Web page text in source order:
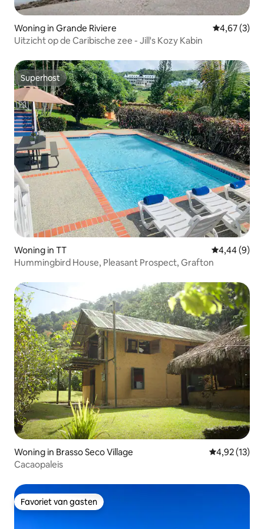
Woning in Grande Riviere
4,67 (3)
Uitzicht op de Caribische zee - Jill's Kozy Kabin
Superhost
Superhost
Woning in TT Gemiddelde
4,44 (9)
Hummingbird House, Pleasant Prospect, Grafton
Woning in Brasso Seco Village Gemiddelde
4,92 (13)
Cacaopaleis
Favoriet van gasten
Favoriet van gasten